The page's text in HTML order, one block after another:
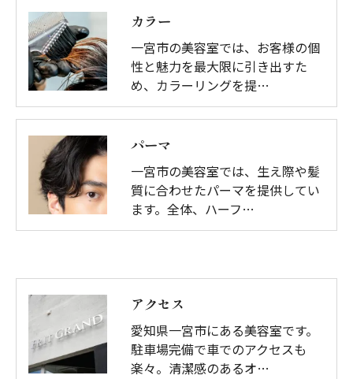
カラー
一宮市の美容室では、お客様の個
性と魅力を最大限に引き出すた
め、カラーリングを提…
パーマ
一宮市の美容室では、生え際や髪
質に合わせたパーマを提供してい
ます。全体、ハーフ…
アクセス
愛知県一宮市にある美容室です。
駐車場完備で車でのアクセスも
楽々。清潔感のあるオ…